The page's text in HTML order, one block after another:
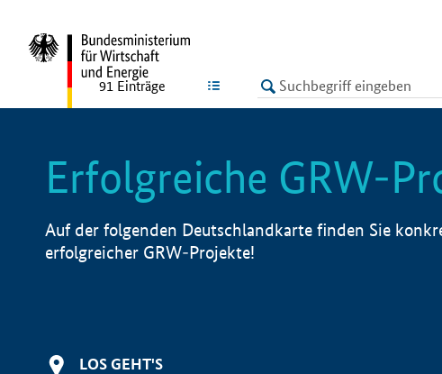
LISTE
91 Einträge
Erfolgreiche GRW-
Auf der folgenden Deutschlandkarte finden Sie
erfolgreicher GRW-Projekte!
LOS GEHT'S